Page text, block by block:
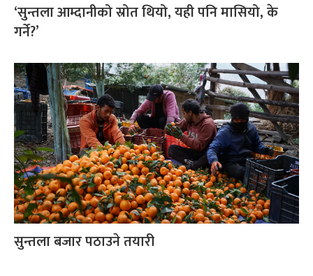
‘सुन्तला आम्दानीको स्रोत थियो, यही पनि मासियो, के
गर्ने?’
सुन्तला बजार पठाउने तयारी